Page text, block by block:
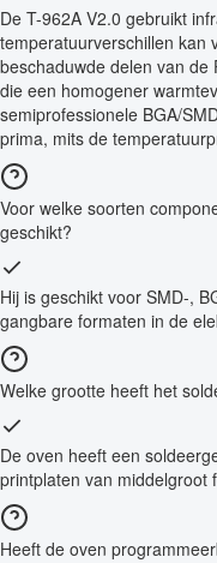
De T-962A V2.0 gebruikt
temperatuurverschillen kan
beschaduwde delen van de
die een homogener
semiprofessionele BGA/
prima, mits de
Voor welke soorten
geschikt?
Hij is geschikt voor SMD-,
gangbare formaten in de
Welke grootte heeft het
De oven heeft een
printplaten van middelgroot
Heeft de oven